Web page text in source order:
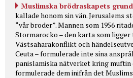
Muslimska brödraskapets
kallade honom sin vän. Jerusalems
“vår broder”. Mannen som 1956
Stormarocko – den karta som
Västsaharakonflikt och
Ceuta – formulerade inte sina
panislamiska nätverket kring muftin
formulerade dem inifrån det